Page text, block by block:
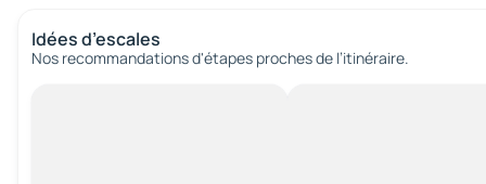
Idées d’escales
Nos recommandations d'étapes proches de l’itinéraire.